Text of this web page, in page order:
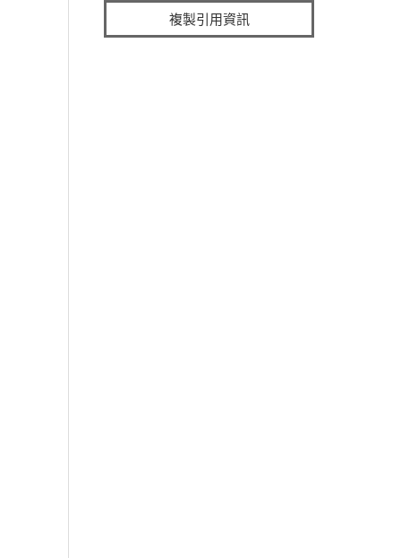
複製引用資訊